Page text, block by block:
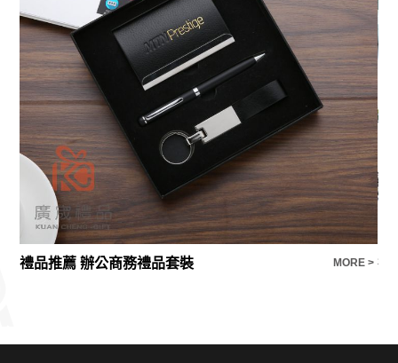
禮品推薦 辦公商務禮品套裝 MORE >